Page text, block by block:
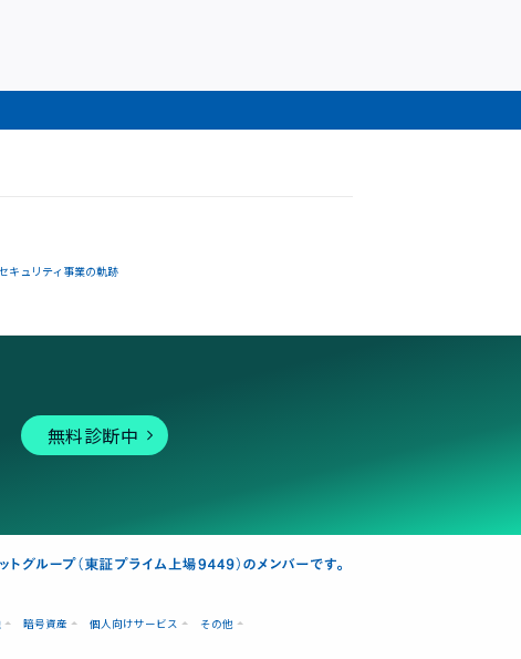
キュリティ事業の軌跡
無料診断中
暗号資産 個人向けサービス その他